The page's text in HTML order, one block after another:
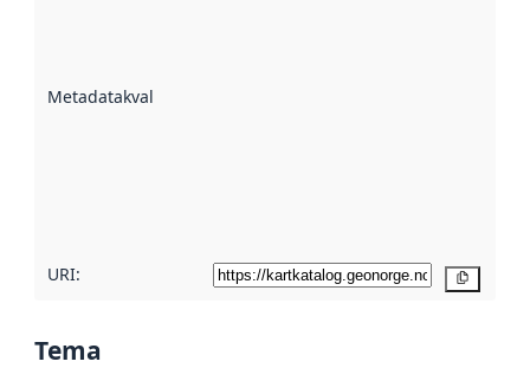
Metadatakvalitet
URI:
Tema